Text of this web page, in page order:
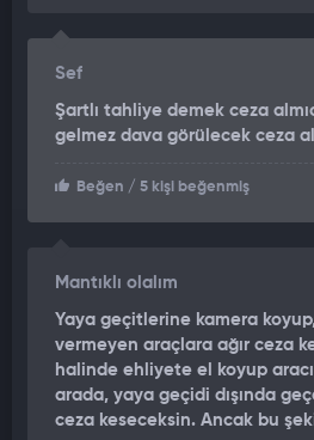
dosyadaki deliller ortadadır. Bu olay
değil, trafikteki herkesin
başımıza gelen, yarın başka bir
ailelerin aynı acıları yaşamaması
Sef
Şartlı tahliye demek ceza
gelmez dava görülecek ceza
Beğen / 5 kişi beğenmiş
Mantıklı olalım
Yaya geçitlerine kamera
vermeyen araçlara ağır ceza
halinde ehliyete el koyup
arada, yaya geçidi dışında
ceza keseceksin. Ancak bu